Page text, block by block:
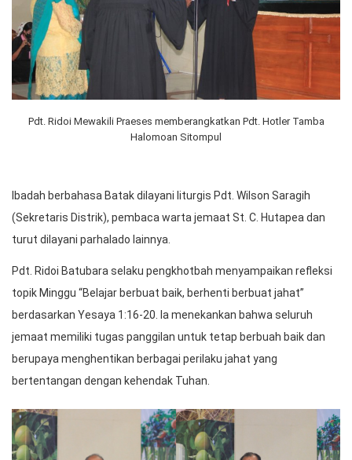
Pdt. Ridoi Mewakili Praeses memberangkatkan Pdt. Hotler Tamba
Halomoan Sitompul
Ibadah berbahasa Batak dilayani liturgis Pdt. Wilson Saragih
(Sekretaris Distrik), pembaca warta jemaat St. C. Hutapea dan
turut dilayani parhalado lainnya.
Pdt. Ridoi Batubara selaku pengkhotbah menyampaikan refleksi
topik Minggu “Belajar berbuat baik, berhenti berbuat jahat”
berdasarkan Yesaya 1:16-20. Ia menekankan bahwa seluruh
jemaat memiliki tugas panggilan untuk tetap berbuah baik dan
berupaya menghentikan berbagai perilaku jahat yang
bertentangan dengan kehendak Tuhan.